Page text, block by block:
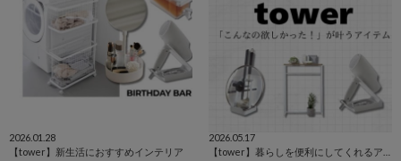
2026.01.28
【tower】新生活におすすめインテリア
2026.05.17